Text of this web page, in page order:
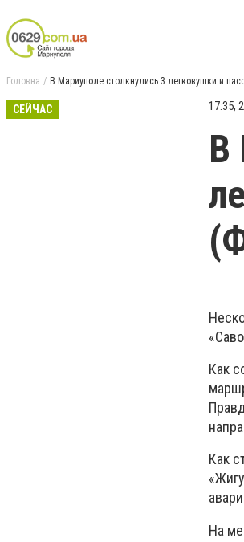
Головна В Мариуполе столкнулись 3 легковушки и
СЕЙЧАС 17:35,
В
Как
Как
На